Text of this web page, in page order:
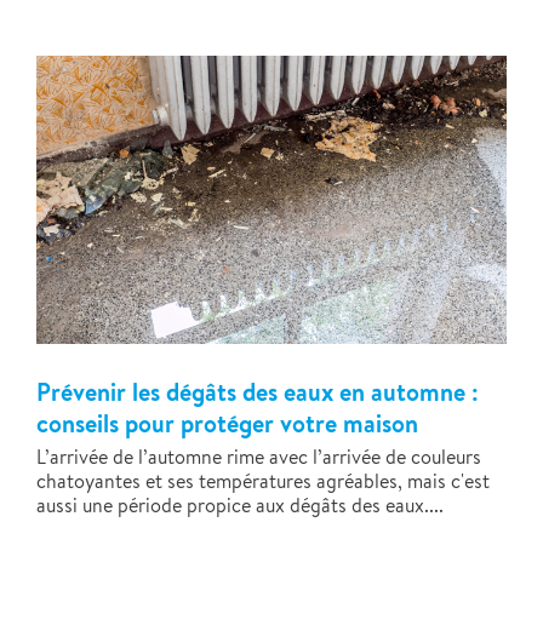
Prévenir les dégâts des eaux en automne :
conseils pour protéger votre maison
L’arrivée de l’automne rime avec l’arrivée de couleurs
chatoyantes et ses températures agréables, mais c'est
aussi une période propice aux dégâts des eaux....